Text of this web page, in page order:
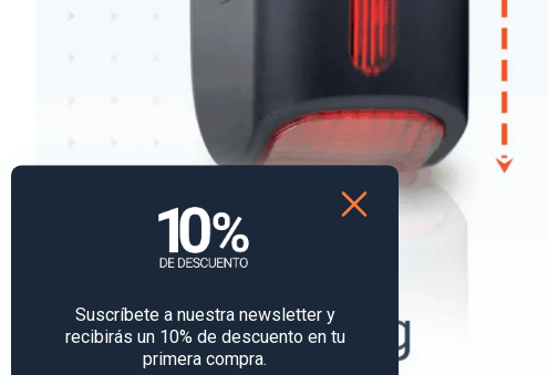
Suscríbete a nuestra newsletter y
recibirás un 10% de descuento en tu
primera compra.